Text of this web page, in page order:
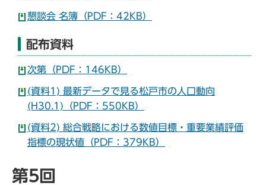
懇談会 名簿（PDF：42KB）
配布資料
次第（PDF：146KB）
(資料1) 最新データで見る松戸市の人口動向
(H30.1)（PDF：550KB）
(資料2) 総合戦略における数値目標・重要業績評価
指標の現状値（PDF：379KB）
第5回